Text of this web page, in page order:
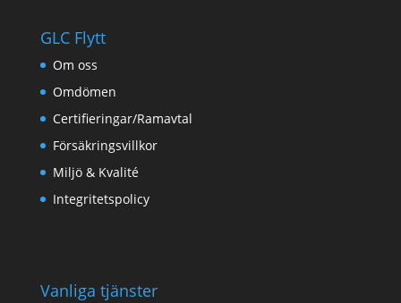
GLC Flytt
Om oss
Omdömen
Certifieringar/Ramavtal
Försäkringsvillkor
Miljö & Kvalité
Integritetspolicy
Vanliga tjänster